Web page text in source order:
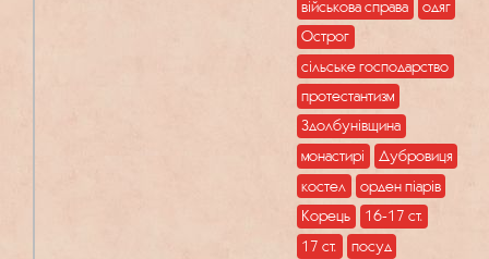
військова справа
одяг
Острог
сільське господарство
протестантизм
Здолбунівщина
монастирі
Дубровиця
костел
орден піарів
Корець
16-17 ст.
17 ст.
посуд